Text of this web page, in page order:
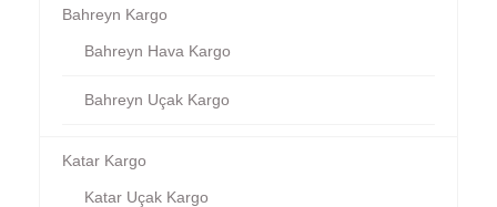
Bahreyn Kargo
Bahreyn Hava Kargo
Bahreyn Uçak Kargo
Katar Kargo
Katar Uçak Kargo